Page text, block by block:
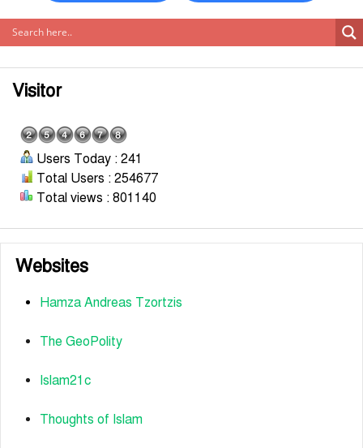
Visitor
Users Today : 241
Total Users : 254677
Total views : 801140
Websites
Hamza Andreas Tzortzis
The GeoPolity
Islam21c
Thoughts of Islam